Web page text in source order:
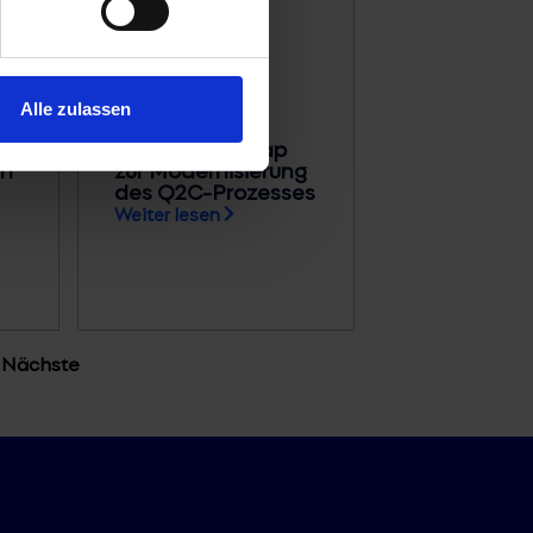
Alle zulassen
Agentforce
Revenue
Management
Guide, Roadmap
zur Modernisierung
des Q2C-Prozesses
Weiter lesen
Nächste